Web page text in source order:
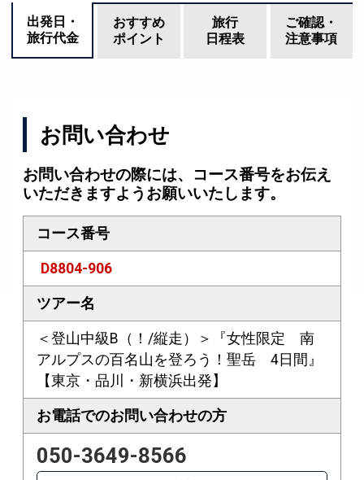
出発日・
旅行代金
おすすめ
ポイント
旅行
日程表
ご確認・
注意事項
お問い合わせ
お問い合わせの際には、コース番号をお伝え
いただきますようお願いいたします。
コース番号
D8804-906
ツアー名
＜登山中級B（！/縦走）＞『女性限定 南
アルプスの百名山を登ろう！聖岳 4日間』
【東京・品川・新横浜出発】
お電話でのお問い合わせの方
050-3649-8566